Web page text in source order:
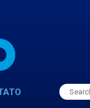
Search
for: